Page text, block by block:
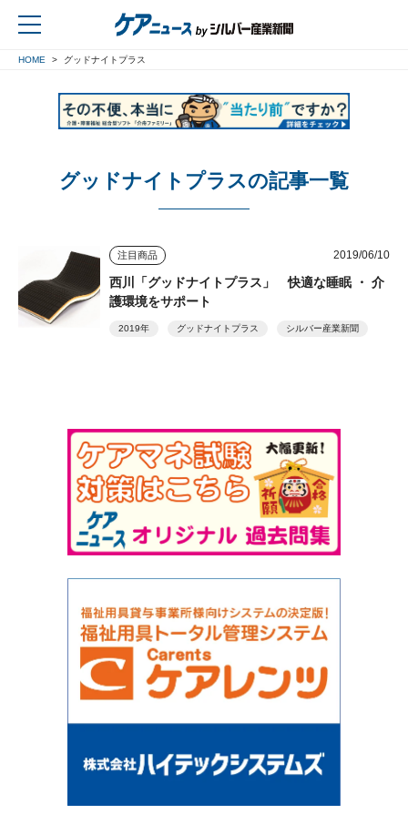
HOME グッドナイトプラス
グッドナイトプラスの記事一覧
注目商品 2019/06/10
西川「グッドナイトプラス」 快適な睡眠 ・ 介
護環境をサポート
2019年 グッドナイトプラス シルバー産業新聞